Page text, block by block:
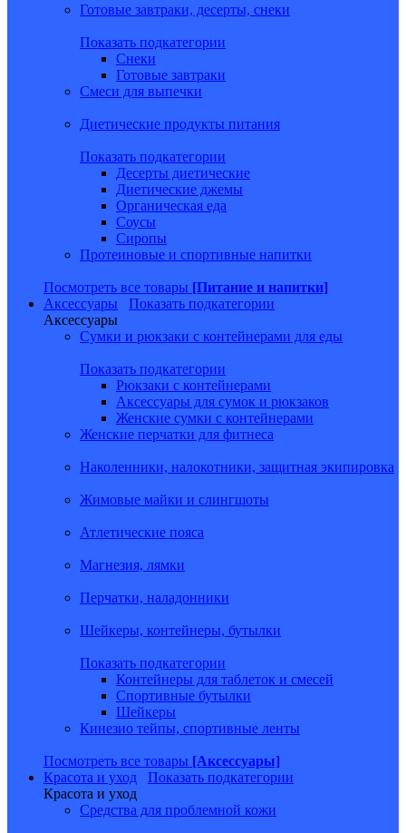
Готовые завтраки, десерты, снеки
Показать подкатегории
Снеки
Готовые завтраки
Смеси для выпечки
Диетические продукты питания
Показать подкатегории
Десерты диетические
Диетические джемы
Органическая еда
Соусы
Сиропы
Протеиновые и спортивные напитки
Посмотреть все товары [Питание и напитки]
Аксессуары
Показать подкатегории
Аксессуары
Сумки и рюкзаки с контейнерами для еды
Показать подкатегории
Рюкзаки с контейнерами
Аксессуары для сумок и рюкзаков
Женские сумки с контейнерами
Женские перчатки для фитнеса
Наколенники, налокотники, защитная экипировка
Жимовые майки и слингшоты
Атлетические пояса
Магнезия, лямки
Перчатки, наладонники
Шейкеры, контейнеры, бутылки
Показать подкатегории
Контейнеры для таблеток и смесей
Спортивные бутылки
Шейкеры
Кинезио тейпы, спортивные ленты
Посмотреть все товары [Аксессуары]
Красота и уход
Показать подкатегории
Красота и уход
Средства для проблемной кожи